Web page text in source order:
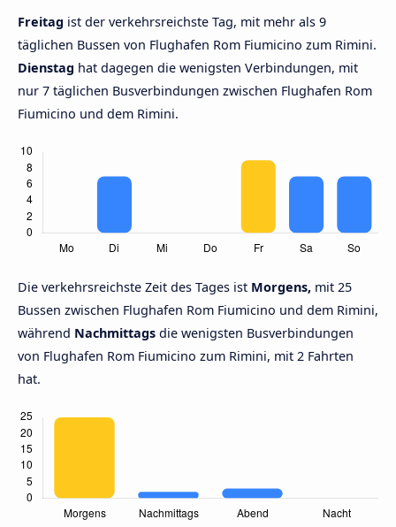
Freitag ist der verkehrsreichste Tag, mit mehr als 9
täglichen Bussen von Flughafen Rom Fiumicino zum Rimini.
Dienstag hat dagegen die wenigsten Verbindungen, mit
nur 7 täglichen Busverbindungen zwischen Flughafen Rom
Fiumicino und dem Rimini.
Die verkehrsreichste Zeit des Tages ist Morgens, mit 25
Bussen zwischen Flughafen Rom Fiumicino und dem Rimini,
während Nachmittags die wenigsten Busverbindungen
von Flughafen Rom Fiumicino zum Rimini, mit 2 Fahrten
hat.